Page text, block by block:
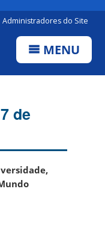
Administradores do Site
MENU
de